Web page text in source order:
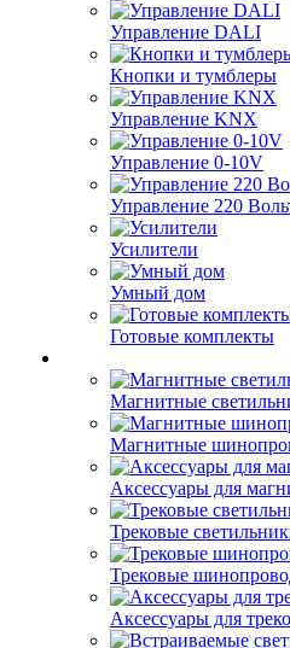
Управление DALI
Кнопки и тумблеры
Управление KNX
Управление 0-10V
Управление 220
Усилители
Умный дом
Готовые комплекты
Магнитные
Магнитные
Аксессуары для
Трековые
Трековые
Аксессуары для